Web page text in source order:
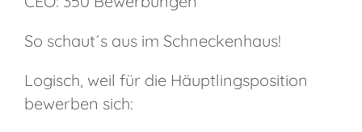
So schaut´s aus im Schneckenhaus!
Logisch, weil für die Häuptlingsposition
bewerben sich: